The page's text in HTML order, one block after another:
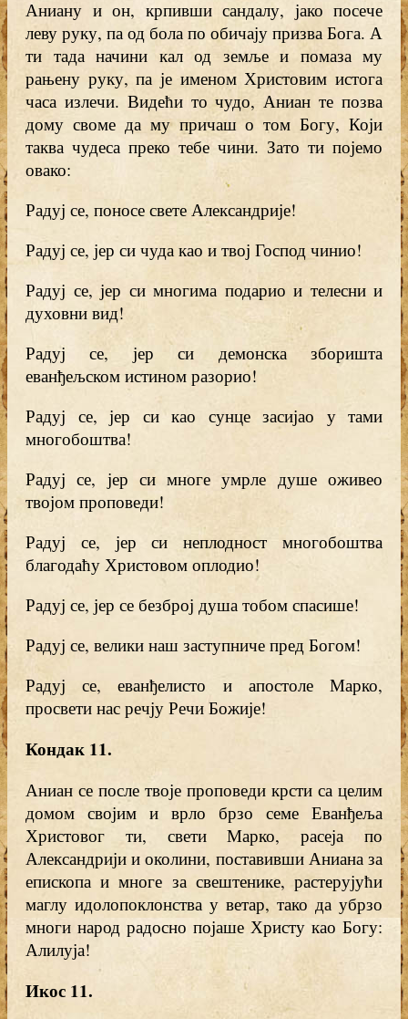
Аниану и он, крпивши сандалу, јако посече
леву руку, па од бола по обичају призва Бога. А
ти тада начини кал од земље и помаза му
рањену руку, па је именом Христовим истога
часа излечи. Видећи то чудо, Аниан те позва
дому своме да му причаш о том Богу, Који
таква чудеса преко тебе чини. Зато ти појемо
овако:
Радуј се, поносе свете Александрије!
Радуј се, јер си чуда као и твој Господ чинио!
Радуј се, јер си многима подарио и телесни и
духовни вид!
Радуј се, јер си демонска зборишта
еванђељском истином разорио!
Радуј се, јер си као сунце засијао у тами
многобоштва!
Радуј се, јер си многе умрле душе оживео
твојом проповеди!
Радуј се, јер си неплодност многобоштва
благодаћу Христовом оплодио!
Радуј се, јер се безброј душа тобом спасише!
Радуј се, велики наш заступниче пред Богом!
Радуј се, еванђелисто и апостоле Марко,
просвети нас речју Речи Божије!
Кондак 11.
Аниан се после твоје проповеди крсти са целим
домом својим и врло брзо семе Еванђеља
Христовог ти, свети Марко, расеја по
Александрији и околини, поставивши Аниана за
епископа и многе за свештенике, растерујући
маглу идолопоклонства у ветар, тако да убрзо
многи народ радосно појаше Христу као Богу:
Алилуја!
Икос 11.